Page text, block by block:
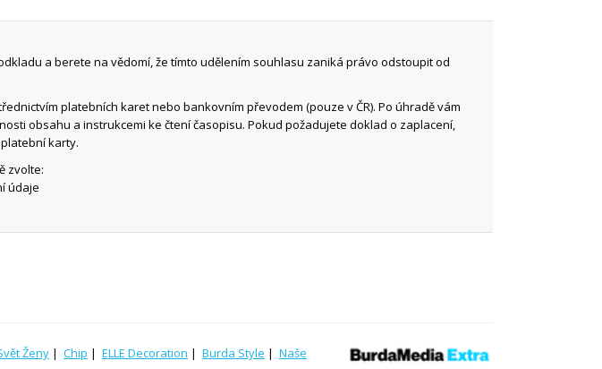
a berete na vědomí, že tímto udělením souhlasu zaniká právo odstoupit od
platebních karet nebo bankovním převodem (pouze v ČR). Po úhradě vám
obsahu a instrukcemi ke čtení časopisu. Pokud požadujete doklad o zaplacení,
karty.
zvolte:
údaje
Ženy | Chip | ELLE Decoration | Burda Style | Naše